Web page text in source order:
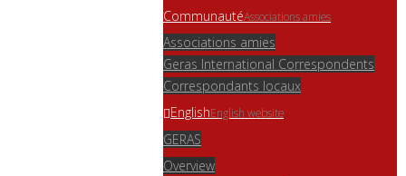
CommunautéAssociations amies
Associations amies
Geras International Correspondents
Correspondants locaux
EnglishEnglish website
GERAS
Overview